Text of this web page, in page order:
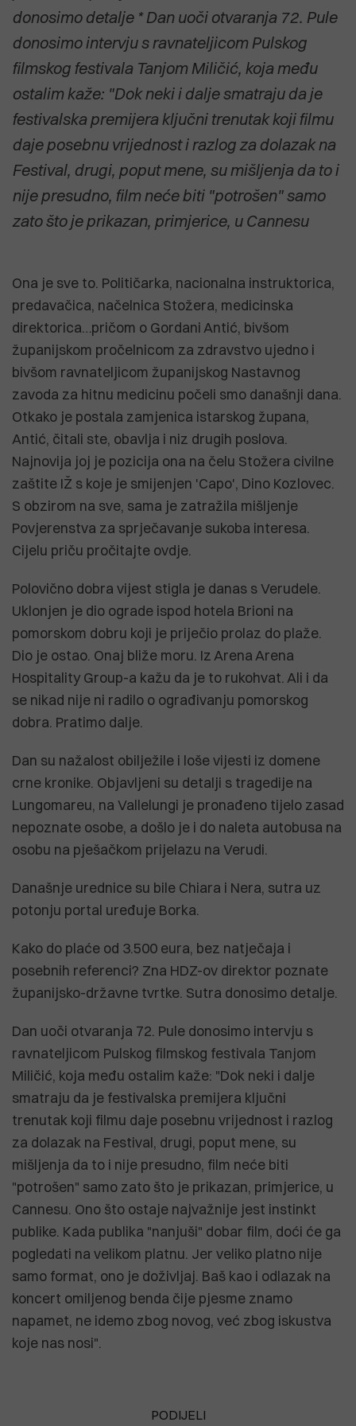
donosimo detalje * Dan uoči otvaranja 72. Pule
donosimo intervju s ravnateljicom Pulskog
filmskog festivala Tanjom Miličić, koja među
ostalim kaže: "Dok neki i dalje smatraju da je
festivalska premijera ključni trenutak koji filmu
daje posebnu vrijednost i razlog za dolazak na
Festival, drugi, poput mene, su mišljenja da to i
nije presudno, film neće biti "potrošen" samo
zato što je prikazan, primjerice, u Cannesu
Ona je sve to. Političarka, nacionalna instruktorica,
predavačica, načelnica Stožera, medicinska
direktorica…pričom o Gordani Antić, bivšom
županijskom pročelnicom za zdravstvo ujedno i
bivšom ravnateljicom županijskog Nastavnog
zavoda za hitnu medicinu počeli smo današnji dana.
Otkako je postala zamjenica istarskog župana,
Antić, čitali ste, obavlja i niz drugih poslova.
Najnovija joj je pozicija ona na čelu Stožera civilne
zaštite IŽ s koje je smijenjen 'Capo', Dino Kozlovec.
S obzirom na sve, sama je zatražila mišljenje
Povjerenstva za sprječavanje sukoba interesa.
Cijelu priču pročitajte ovdje.
Polovično dobra vijest stigla je danas s Verudele.
Uklonjen je dio ograde ispod hotela Brioni na
pomorskom dobru koji je priječio prolaz do plaže.
Dio je ostao. Onaj bliže moru. Iz Arena Arena
Hospitality Group-a kažu da je to rukohvat. Ali i da
se nikad nije ni radilo o ograđivanju pomorskog
dobra. Pratimo dalje.
Dan su nažalost obilježile i loše vijesti iz domene
crne kronike. Objavljeni su detalji s tragedije na
Lungomareu, na Vallelungi je pronađeno tijelo zasad
nepoznate osobe, a došlo je i do naleta autobusa na
osobu na pješačkom prijelazu na Verudi.
Današnje urednice su bile Chiara i Nera, sutra uz
potonju portal uređuje Borka.
Kako do plaće od 3.500 eura, bez natječaja i
posebnih referenci? Zna HDZ-ov direktor poznate
županijsko-državne tvrtke. Sutra donosimo detalje.
Dan uoči otvaranja 72. Pule donosimo intervju s
ravnateljicom Pulskog filmskog festivala Tanjom
Miličić, koja među ostalim kaže: "Dok neki i dalje
smatraju da je festivalska premijera ključni
trenutak koji filmu daje posebnu vrijednost i razlog
za dolazak na Festival, drugi, poput mene, su
mišljenja da to i nije presudno, film neće biti
"potrošen" samo zato što je prikazan, primjerice, u
Cannesu. Ono što ostaje najvažnije jest instinkt
publike. Kada publika "nanjuši" dobar film, doći će ga
pogledati na velikom platnu. Jer veliko platno nije
samo format, ono je doživljaj. Baš kao i odlazak na
koncert omiljenog benda čije pjesme znamo
napamet, ne idemo zbog novog, već zbog iskustva
koje nas nosi".
PODIJELI